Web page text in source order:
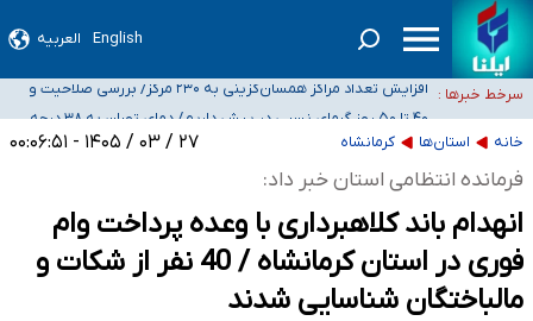
English العربیه
سرخط خبرها :
ضرورت آموزش حریم خصوصی در فضای آنلاین در مدارس/ هزینه‌های سنگین
اجتماعی انتشار تصاویر خصوصی برای قربانیان/ سوءاستفاده مجرمان از ترس
رسوایی
نظارت‌ها به سازمان تبلیغات واگذار شده است
۴۰ تا ۵۰ روز گرمای نسبی در پیش داریم/ دمای تهران به ۳۸ درجه
می‌رسد
موضع وزارت بهداشت درباره ظرفیت پزشکی کنکور ۱۴۰۵: خواستار اصلاح ظرفیت‌ها
جغرافیای نظامی دافوس آجا
خانه استان‌ها کرمانشاه ۲۷ / ۰۳ / ۱۴۰۵ - ۰۰:۰۶:۵۱
فرمانده انتظامی استان خبر داد:
انهدام باند کلاهبرداری با وعده پرداخت وام
فوری در استان کرمانشاه / 40 نفر از شکات و
مالباختگان شناسایی شدند